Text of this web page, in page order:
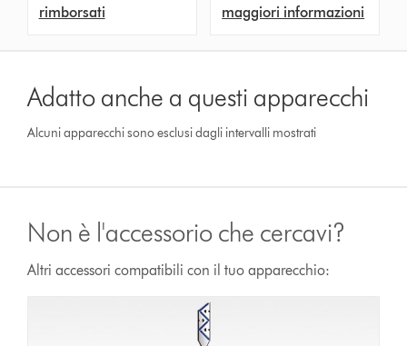
rimborsati
maggiori informazioni
Adatto anche a questi apparecchi
Alcuni apparecchi sono esclusi dagli intervalli mostrati
Non è l'accessorio che cercavi?
Altri accessori compatibili con il tuo apparecchio: